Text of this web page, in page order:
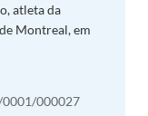
atleta da
Montreal, em
0001/000027